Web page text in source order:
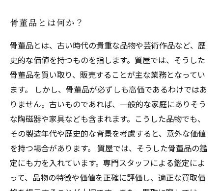
骨董品とは何か？
骨董品とは、古い時代の貴重な品物や芸術作品など、歴
史的な価値を持つものを指します。質屋では、そうした
骨董品を買い取り、販売することが主な業務となってい
ます。 しかし、骨董品が必ずしも高価であるわけではあ
りません。古いものであれば、一般的な家庭にありそう
な陶磁器や家具なども含まれます。こうした品物でも、
その製造年代や歴史的な背景を考慮すると、意外な価値
を持つ場合があります。 質屋では、そうした骨董品の鑑
定にも力を入れています。専門スタッフによる鑑定によ
って、品物の特徴や価値を正確に評価し、適正な買取価